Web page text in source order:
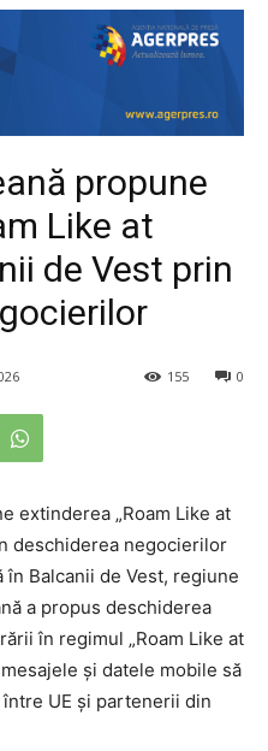
propune
Like at
de Vest prin
0
155
Balcanii de Vest, regiune
a propus deschiderea
în regimul „Roam Like at
și datele mobile să
UE și partenerii din